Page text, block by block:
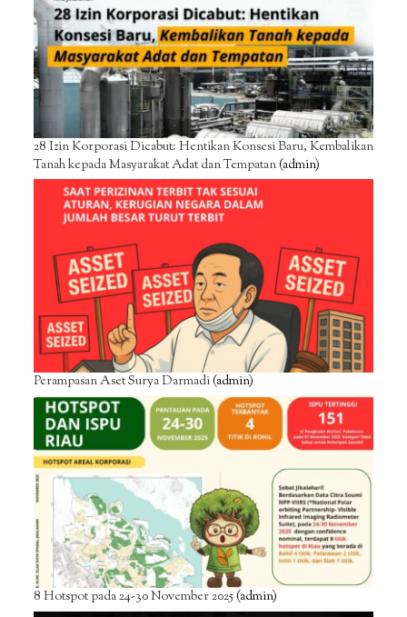
28 Izin Korporasi Dicabut: Hentikan Konsesi Baru, Kembalikan
Tanah kepada Masyarakat Adat dan Tempatan(admin)
Perampasan Aset Surya Darmadi(admin)
8 Hotspot pada 24-30 November 2025(admin)